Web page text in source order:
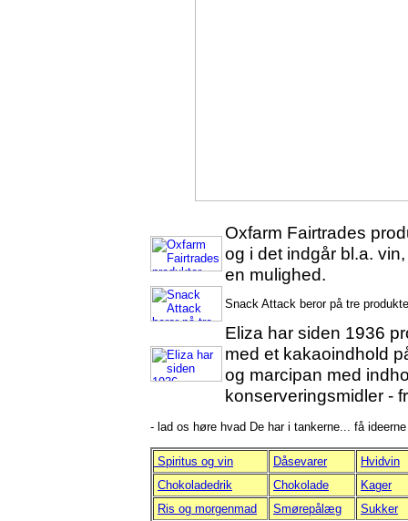
Oxfarm Fairtrades
og i det indgår bl.a.
en mulighed.
Snack Attack beror på tre
Eliza har siden 1936
med et kakaoindhold
og marcipan med
konserveringsmidler -
- lad os høre hvad De har i tankerne... få
Spiritus og vin Dåsevarer
Hvidvin
Chokoladedrik
Chokolade
Kager
Ris og morgenmad
Smørepålæg
Sukker